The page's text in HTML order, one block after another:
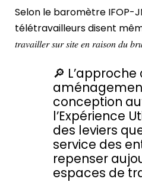
Selon le baromètre IFOP-
télétravailleurs disent même «
𝑡𝑟𝑎𝑣𝑎𝑖𝑙𝑙𝑒𝑟 𝑠𝑢𝑟 𝑠𝑖𝑡𝑒 𝑒𝑛 𝑟𝑎𝑖𝑠𝑜𝑛 𝑑𝑢
🔎 L’approche
conception
l’Expérience
des leviers
service des
repenser
espaces de